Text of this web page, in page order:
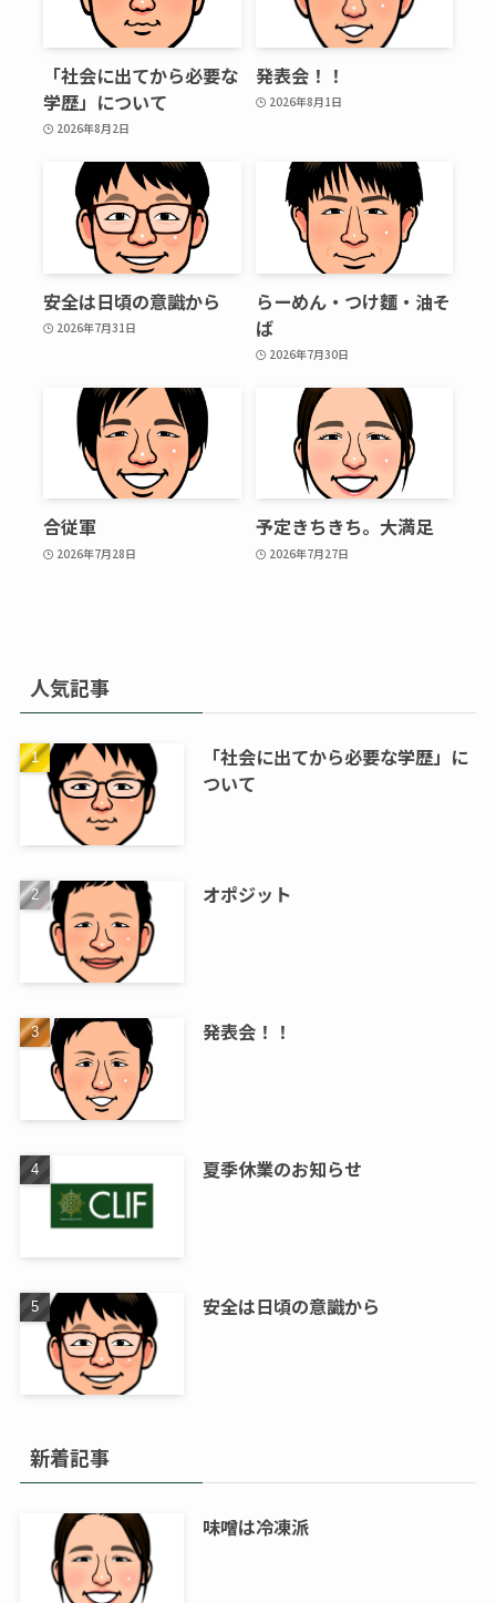
「社会に出てから必要な
学歴」について
2026年8月2日
発表会！！
2026年8月1日
安全は日頃の意識から
2026年7月31日
らーめん・つけ麵・油そ
ば
2026年7月30日
合従軍
2026年7月28日
予定きちきち。大満足
2026年7月27日
人気記事
「社会に出てから必要な学歴」に
ついて
オポジット
発表会！！
夏季休業のお知らせ
安全は日頃の意識から
新着記事
味噌は冷凍派